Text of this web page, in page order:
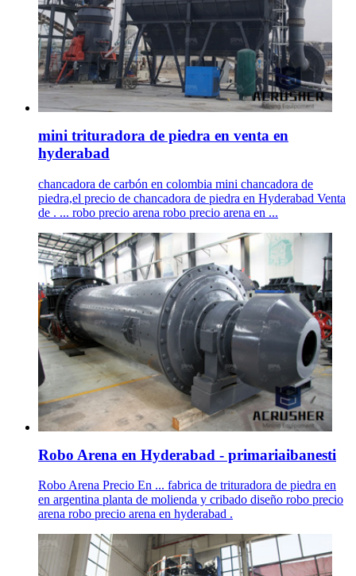
mini trituradora de piedra en venta en
hyderabad
chancadora de carbón en colombia mini chancadora de
piedra,el precio de chancadora de piedra en Hyderabad Venta
de . ... robo precio arena robo precio arena en ...
Robo Arena en Hyderabad - primariaibanesti
Robo Arena Precio En ... fabrica de trituradora de piedra en
en argentina planta de molienda y cribado diseño robo precio
arena robo precio arena en hyderabad .